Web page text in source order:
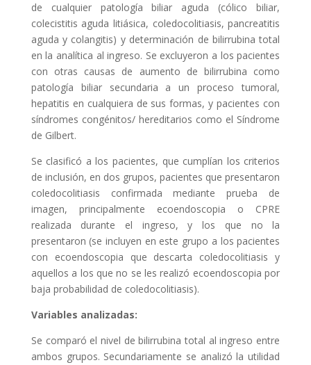
de cualquier patología biliar aguda (cólico biliar,
colecistitis aguda litiásica, coledocolitiasis, pancreatitis
aguda y colangitis) y determinación de bilirrubina total
en la analítica al ingreso. Se excluyeron a los pacientes
con otras causas de aumento de bilirrubina como
patología biliar secundaria a un proceso tumoral,
hepatitis en cualquiera de sus formas, y pacientes con
síndromes congénitos/ hereditarios como el Síndrome
de Gilbert.
Se clasificó a los pacientes, que cumplían los criterios
de inclusión, en dos grupos, pacientes que presentaron
coledocolitiasis confirmada mediante prueba de
imagen, principalmente ecoendoscopia o CPRE
realizada durante el ingreso, y los que no la
presentaron (se incluyen en este grupo a los pacientes
con ecoendoscopia que descarta coledocolitiasis y
aquellos a los que no se les realizó ecoendoscopia por
baja probabilidad de coledocolitiasis).
Variables analizadas:
Se comparó el nivel de bilirrubina total al ingreso entre
ambos grupos. Secundariamente se analizó la utilidad